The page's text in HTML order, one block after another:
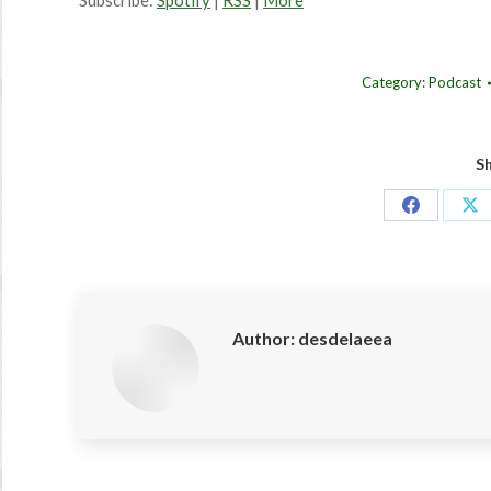
Category:Podcast
Share
Author: desdelaeea